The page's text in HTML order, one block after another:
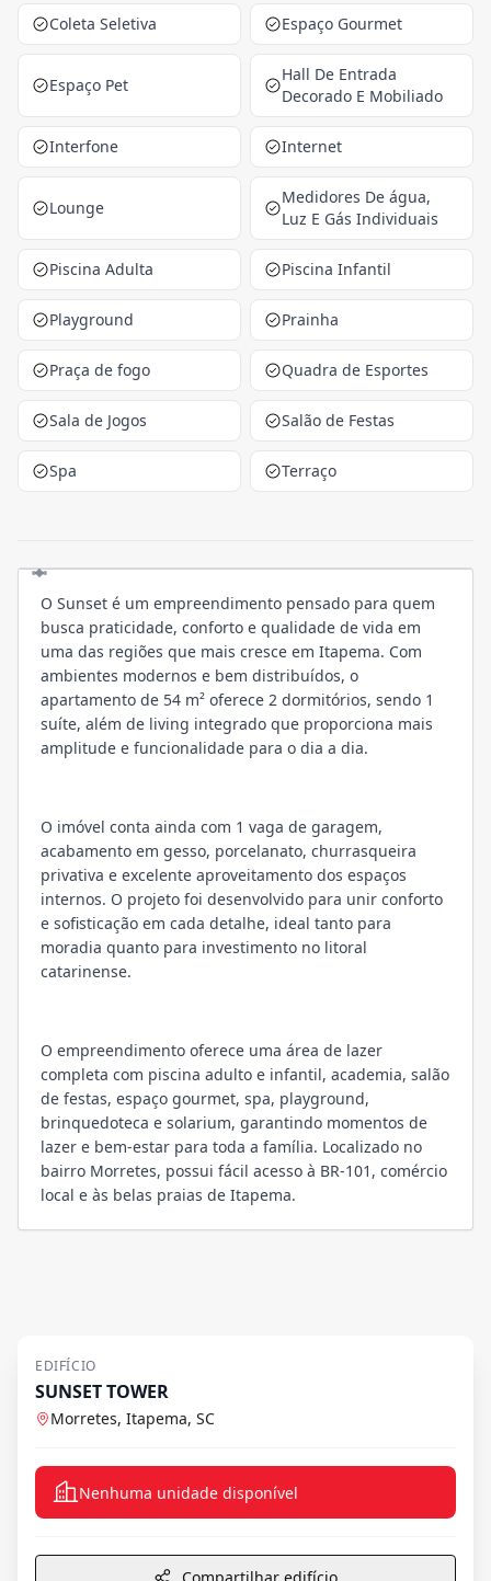
Coleta Seletiva Espaço Gourmet
Espaço Pet
Hall De Entrada
Decorado E Mobiliado
Interfone Internet
Lounge
Medidores De água,
Luz E Gás Individuais
Piscina Adulta Piscina Infantil
Playground Prainha
Praça de fogo Quadra de Esportes
Sala de Jogos Salão de Festas
Spa Terraço
O Sunset é um empreendimento pensado para quem
busca praticidade, conforto e qualidade de vida em
uma das regiões que mais cresce em Itapema. Com
ambientes modernos e bem distribuídos, o
apartamento de 54 m² oferece 2 dormitórios, sendo 1
suíte, além de living integrado que proporciona mais
amplitude e funcionalidade para o dia a dia.
O imóvel conta ainda com 1 vaga de garagem,
acabamento em gesso, porcelanato, churrasqueira
privativa e excelente aproveitamento dos espaços
internos. O projeto foi desenvolvido para unir conforto
e sofisticação em cada detalhe, ideal tanto para
moradia quanto para investimento no litoral
catarinense.
O empreendimento oferece uma área de lazer
completa com piscina adulto e infantil, academia, salão
de festas, espaço gourmet, spa, playground,
brinquedoteca e solarium, garantindo momentos de
lazer e bem-estar para toda a família. Localizado no
bairro Morretes, possui fácil acesso à BR-101, comércio
local e às belas praias de Itapema.
EDIFÍCIO
SUNSET TOWER
Morretes, Itapema, SC
Nenhuma unidade disponível